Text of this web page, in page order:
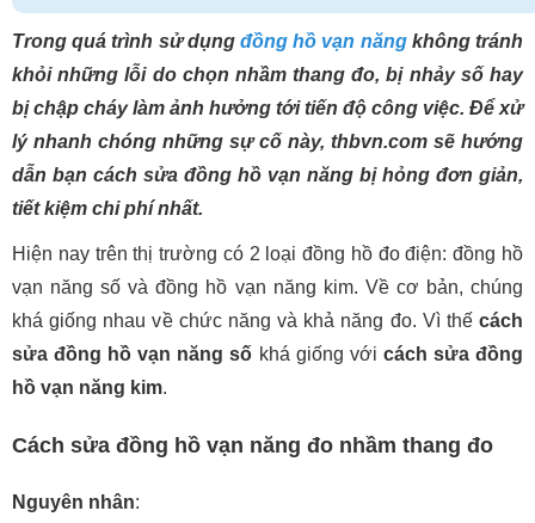
Trong quá trình sử dụng đồng hồ vạn năngkhông tránh
khỏi những lỗi do chọn nhầm thang đo, bị nhảy số hay
bị chập cháy làm ảnh hưởng tới tiến độ công việc. Để xử
lý nhanh chóng những sự cố này, thbvn.com sẽ hướng
dẫn bạn cách sửa đồng hồ vạn năng bị hỏng đơn giản,
tiết kiệm chi phí nhất.
Hiện nay trên thị trường có 2 loại đồng hồ đo điện: đồng hồ
vạn năng số và đồng hồ vạn năng kim. Về cơ bản, chúng
khá giống nhau về chức năng và khả năng đo. Vì thế cách
sửa đồng hồ vạn năng số khá giống với cách sửa đồng
hồ vạn năng kim.
Cách sửa đồng hồ vạn năng đo nhầm thang đo
Nguyên nhân: